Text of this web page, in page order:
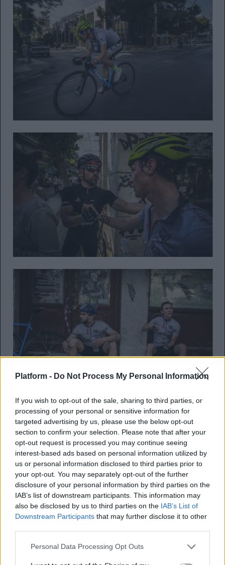
Platform - Do Not Process My Personal Information
If you wish to opt-out of the sale, sharing to third parties, or
processing of your personal or sensitive information for
targeted advertising by us, please use the below opt-out
section to confirm your selection. Please note that after your
opt-out request is processed you may continue seeing
interest-based ads based on personal information utilized by
us or personal information disclosed to third parties prior to
your opt-out. You may separately opt-out of the further
disclosure of your personal information by third parties on the
IAB’s list of downstream participants. This information may
also be disclosed by us to third parties on the IAB’s List of
Downstream Participants that may further disclose it to other
Personal Data Processing Opt Outs